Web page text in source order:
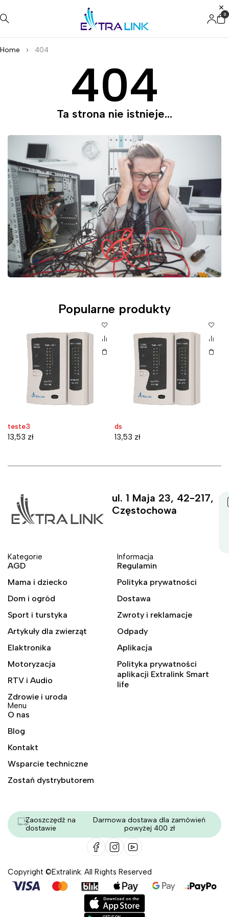
0
Home 404
404
Ta strona nie istnieje...
Popularne produkty
teste3
13,53 zł
ds
13,53 zł
ul. 1 Maja 23, 42-217,
Częstochowa
Kategorie
AGD
Mama i dziecko
Dom i ogród
Sport i turstyka
Artykuły dla zwierząt
Elaktronika
Motoryzacja
RTV i Audio
Zdrowie i uroda
Informacja
Regulamin
Polityka prywatności
Dostawa
Zwroty i reklamacje
Odpady
Aplikacja
Polityka prywatności
aplikacji Extralink Smart
life
Menu
O nas
Blog
Kontakt
Wsparcie techniczne
Zostań dystrybutorem
Zaoszczędź na
dostawie
Darmowa dostawa dla zamówień
powyżej 400 zł
Copyright ©Extralink. All Rights Reserved